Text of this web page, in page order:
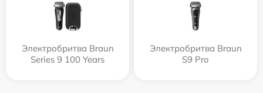
Электробритва Braun
Series 9 100 Years
Электробритва Braun
S9 Pro